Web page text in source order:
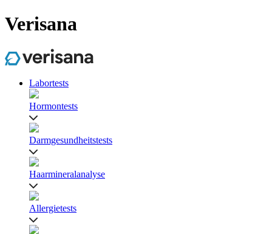
Verisana
Labortests
Hormontests
Darmgesundheitstests
Haarmineralanalyse
Allergietests